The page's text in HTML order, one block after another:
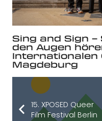
Sing and Sign
den Augen
Internationalen
Magdeburg
15. XPOSED Queer
Film Festival Berlin